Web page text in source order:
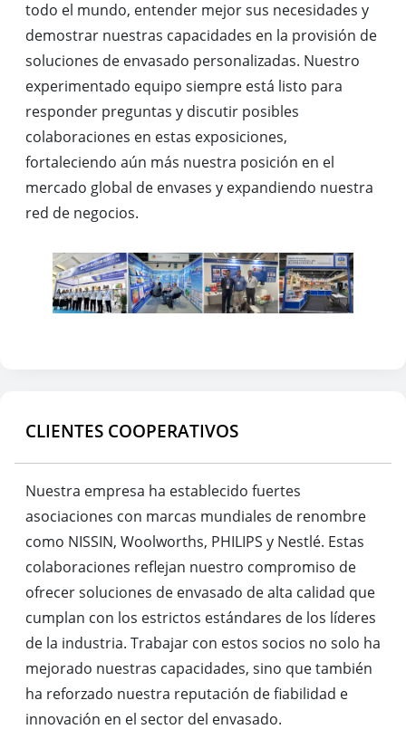
todo el mundo, entender mejor sus necesidades y
demostrar nuestras capacidades en la provisión de
soluciones de envasado personalizadas. Nuestro
experimentado equipo siempre está listo para
responder preguntas y discutir posibles
colaboraciones en estas exposiciones,
fortaleciendo aún más nuestra posición en el
mercado global de envases y expandiendo nuestra
red de negocios.
CLIENTES COOPERATIVOS
Nuestra empresa ha establecido fuertes
asociaciones con marcas mundiales de renombre
como NISSIN, Woolworths, PHILIPS y Nestlé. Estas
colaboraciones reflejan nuestro compromiso de
ofrecer soluciones de envasado de alta calidad que
cumplan con los estrictos estándares de los líderes
de la industria. Trabajar con estos socios no solo ha
mejorado nuestras capacidades, sino que también
ha reforzado nuestra reputación de fiabilidad e
innovación en el sector del envasado.